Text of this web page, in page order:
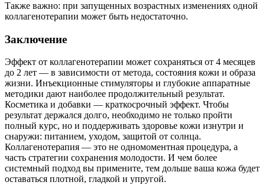
Также важно: при запущенных возрастных изменениях одной
коллагенотерапии может быть недостаточно.
Заключение
Эффект от коллагенотерапии может сохраняться от 4 месяцев
до 2 лет — в зависимости от метода, состояния кожи и образа
жизни. Инъекционные стимуляторы и глубокие аппаратные
методики дают наиболее продолжительный результат.
Косметика и добавки — краткосрочный эффект. Чтобы
результат держался долго, необходимо не только пройти
полный курс, но и поддерживать здоровье кожи изнутри и
снаружи: питанием, уходом, защитой от солнца.
Коллагенотерапия — это не одномоментная процедура, а
часть стратегии сохранения молодости. И чем более
системный подход вы примените, тем дольше ваша кожа будет
оставаться плотной, гладкой и упругой.